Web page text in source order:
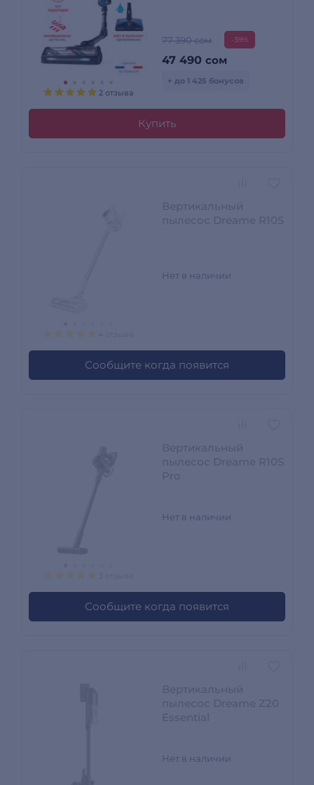
2 отзыва
77 390 сом -39%
47 490 сом
+ до 1 425 бонусов
Купить
Нет в наличии
Сообщите когда появится
Нет в наличии
Сообщите когда появится
Нет в наличии